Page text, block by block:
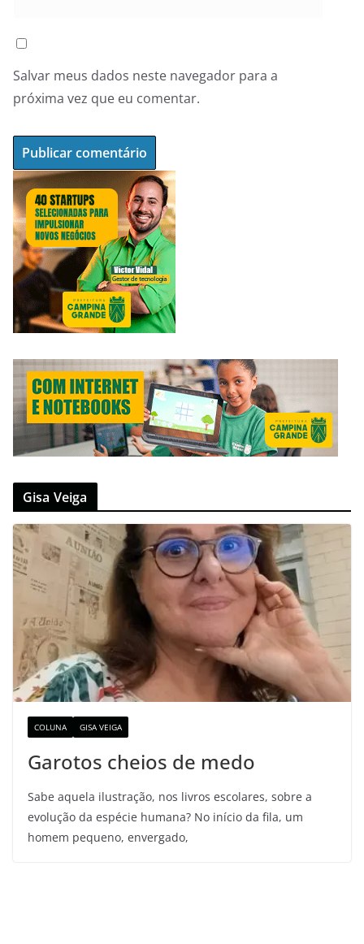
Salvar meus dados neste navegador para a
próxima vez que eu comentar.
Gisa Veiga
COLUNA GISA VEIGA
Garotos cheios de medo
Sabe aquela ilustração, nos livros escolares, sobre a
evolução da espécie humana? No início da fila, um
homem pequeno, envergado,